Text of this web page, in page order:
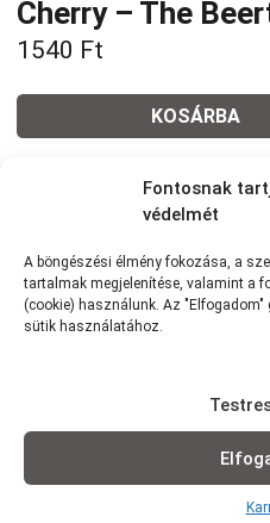
Fontosnak
védelmét
A böngészési élmény fokozása, a
tartalmak megjelenítése, valamint a
(cookie) használunk. Az
sütik használatához.
Cherry – The
1540 Ft
KOSÁRBA
Tovább a
Házhozszállítás / Elvitel
futárszolgálattal: 1,5 km -ig:
1990Ft | 6-7 km-ig: 2290Ft
Elvitel:Rendelésedet kérheted